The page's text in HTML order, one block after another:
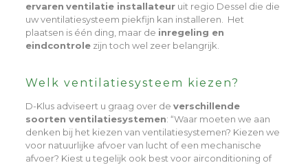
ervaren ventilatie installateuruit regio Dessel die die
uw ventilatiesysteem piekfijn kan installeren. Het
plaatsen is één ding, maar de inregeling en
eindcontrolezijn toch wel zeer belangrijk.
Welk ventilatiesysteem kiezen?
D-Klus adviseert u graag over de verschillende
soorten ventilatiesystemen: “Waar moeten we aan
denken bij het kiezen van ventilatiesystemen? Kiezen we
voor natuurlijke afvoer van lucht of een mechanische
afvoer? Kiest u tegelijk ook best voor airconditioning of